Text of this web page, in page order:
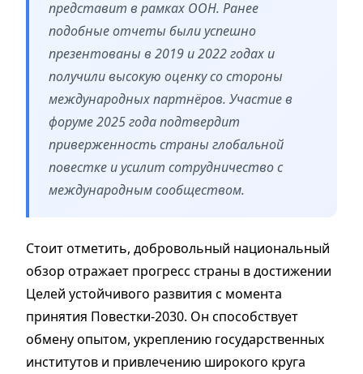
представит в рамках ООН. Ранее
подобные отчеты были успешно
презентованы в 2019 и 2022 годах и
получили высокую оценку со стороны
международных партнёров. Участие в
форуме 2025 года подтвердит
приверженность страны глобальной
повестке и усилит сотрудничество с
международным сообществом.
Стоит отметить, добровольный национальный
обзор отражает прогресс страны в достижении
Целей устойчивого развития с момента
принятия Повестки-2030. Он способствует
обмену опытом, укреплению государственных
институтов и привлечению широкого круга